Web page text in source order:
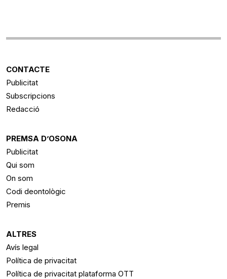
CONTACTE
Publicitat
Subscripcions
Redacció
PREMSA D’OSONA
Publicitat
Qui som
On som
Codi deontològic
Premis
ALTRES
Avís legal
Política de privacitat
Política de privacitat plataforma OTT